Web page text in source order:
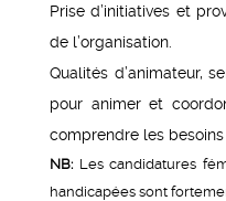
Prise d’initiatives et
de l’organisation.
Qualités d’animateur,
pour animer et
comprendre les besoins
NB: Les candidatures
handicapées sont